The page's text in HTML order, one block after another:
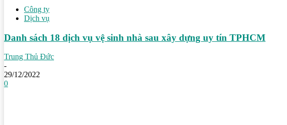
Công ty
Dịch vụ
Danh sách 18 dịch vụ vệ sinh nhà sau xây dựng uy tín TPHCM
Trung Thủ Đức
-
29/12/2022
0